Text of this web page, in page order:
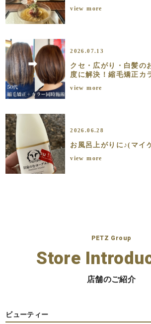
view more
2026.07.13
クセ・広がり・白髪の
度に解決！縮毛矯正カ
view more
2026.06.28
お風呂上がりに♪(マイ
view more
PETZ Group
Store
店舗のご紹介
ビューティー